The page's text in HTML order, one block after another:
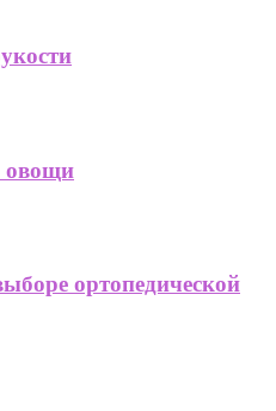
овощи
ортопедической